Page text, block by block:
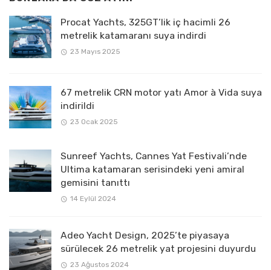
Procat Yachts, 325GT’lik iç hacimli 26
metrelik katamaranı suya indirdi
23 Mayıs 2025
67 metrelik CRN motor yatı Amor à Vida suya
indirildi
23 Ocak 2025
Sunreef Yachts, Cannes Yat Festivali’nde
Ultima katamaran serisindeki yeni amiral
gemisini tanıttı
14 Eylül 2024
Adeo Yacht Design, 2025’te piyasaya
sürülecek 26 metrelik yat projesini duyurdu
23 Ağustos 2024